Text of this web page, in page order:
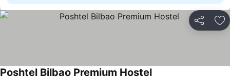
Partager
Poshtel Bilbao Premium Hostel